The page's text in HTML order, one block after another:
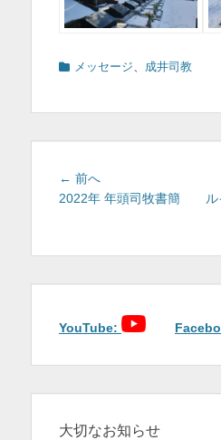
カ メッセージ、 成井司教
投
稿
ー
ョ
← 前へ前
の
2022年 年頭司牧書簡
YouTube:
大切なお知らせ